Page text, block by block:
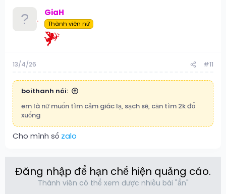
GiaH
Thành viên nữ
13/4/26 #11
boithanh nói:
em là nữ muốn tìm cảm giác lạ, sạch sẽ, cần tìm 2k đổ
xuống
Cho mình số zalo
Đăng nhập để hạn chế hiện quảng cáo.
Thành viên có thể xem được nhiều bài "ẩn"